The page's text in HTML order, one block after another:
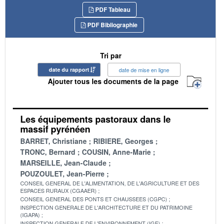
PDF Tableau
PDF Bibliographie
Tri par
date du rapport date de mise en ligne
Ajouter tous les documents de la page
Les équipements pastoraux dans le
massif pyrénéen
BARRET, Christiane
RIBIERE, Georges
TRONC, Bernard
COUSIN, Anne-Marie
MARSEILLE, Jean-Claude
POUZOULET, Jean-Pierre
CONSEIL GENERAL DE L'ALIMENTATION, DE L'AGRICULTURE ET DES
ESPACES RURAUX (CGAAER)
CONSEIL GENERAL DES PONTS ET CHAUSSEES (CGPC)
INSPECTION GENERALE DE L'ARCHITECTURE ET DU PATRIMOINE
(IGAPA)